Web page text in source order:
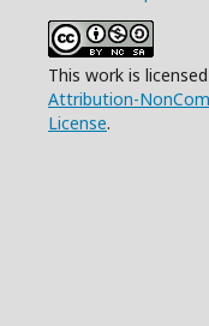
This work is
Attribution-
License.